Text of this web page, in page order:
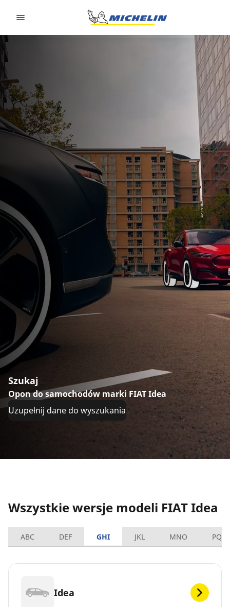
Szukaj
Opon do samochodów marki FIAT Idea
Uzupełnij dane do wyszukania
Wszystkie wersje modeli FIAT Idea
ABC DEF GHI JKL MNO PQRS
Idea